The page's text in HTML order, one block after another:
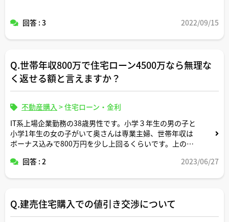
回答 : 3 2022/09/15
Q.世帯年収800万で住宅ローン4500万なら無理な
く返せる額と言えますか？
不動産購入 >住宅ローン・金利
IT系上場企業勤務の38歳男性です。小学３年生の男の子と
小学1年生の女の子がいて奥さんは専業主婦、世帯年収は
ボーナス込みで800万円を少し上回るくらいです。上の子
います。
す。
回答 : 2 2023/06/27
Q.建売住宅購入での値引き交渉について